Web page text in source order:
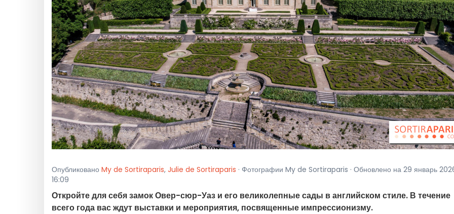
Опубликовано My de Sortiraparis, Julie de Sortiraparis · Фотографии My de Sortiraparis · Обновлено на 29 январь
16:09
Откройте для себя замок Овер-сюр-Уаз и его великолепные сады в английском стиле. В течение
всего года вас ждут выставки и мероприятия, посвященные импрессионизму.